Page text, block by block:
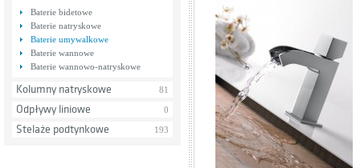
Baterie bidetowe
Baterie natryskowe
Baterie umywalkowe
Baterie wannowe
Baterie wannowo-natryskowe
Kolumny natryskowe 81
Odpływy liniowe 0
Stelaże podtynkowe 193